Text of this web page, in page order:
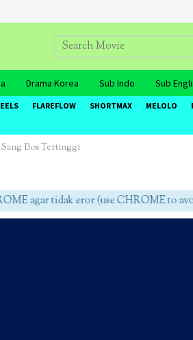
Drama Korea Sub Indo Sub
FLAREFLOW SHORTMAX MELOLO
Bos Tertinggi
agar tidak eror (use CHROME to